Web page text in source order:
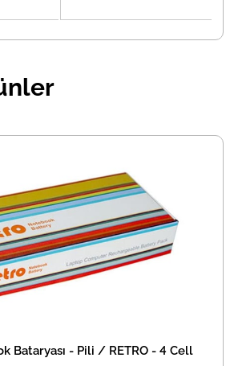
Bataryası - Pili / RETRO - 4 Cell